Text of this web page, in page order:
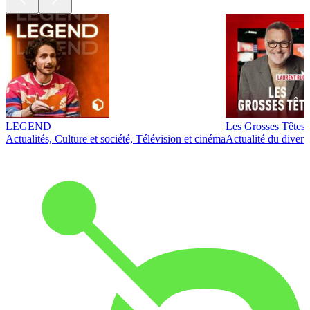
LEGEND
Actualités, Culture et société, Télévision et cinéma
Les Grosses Têtes
Actualité du